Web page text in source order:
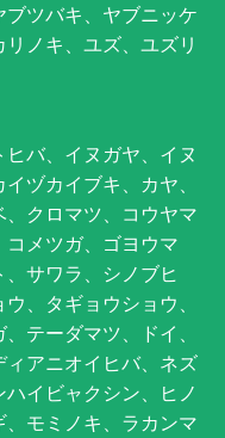
ツバキ、ヤブニッケ
ノキ、ユズ、ユズリ
バ、イヌガヤ、イヌ
ヅカイブキ、カヤ、
クロマツ、コウヤマ
メツガ、ゴヨウマ
サワラ、シノブヒ
、タギョウショウ、
テーダマツ、ドイ、
アニオイヒバ、ネズ
イビャクシン、ヒノ
モミノキ、ラカンマ